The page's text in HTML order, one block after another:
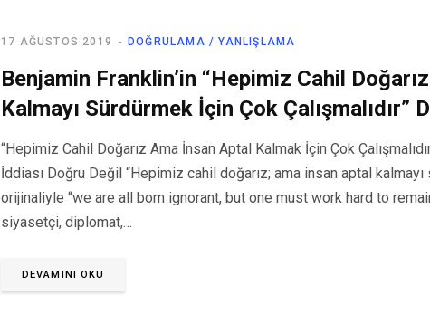
DOĞRULAMA / YANLIŞLAMA
17 AĞUSTOS 2019
Benjamin Franklin’in “Hepimiz Cahil
Kalmayı Sürdürmek İçin Çok Çalışmalıdır”
“Hepimiz Cahil Doğarız Ama İnsan Aptal Kalmak İçin Çok
İddiası Doğru Değil “Hepimiz cahil doğarız; ama insan aptal
orijinaliyle “we are all born ignorant, but one must work hard to
siyasetçi, diplomat,…
DEVAMINI OKU